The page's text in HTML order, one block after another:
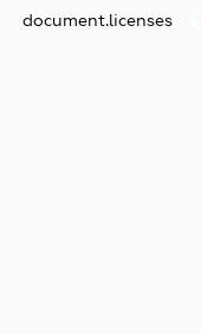
document.licenses